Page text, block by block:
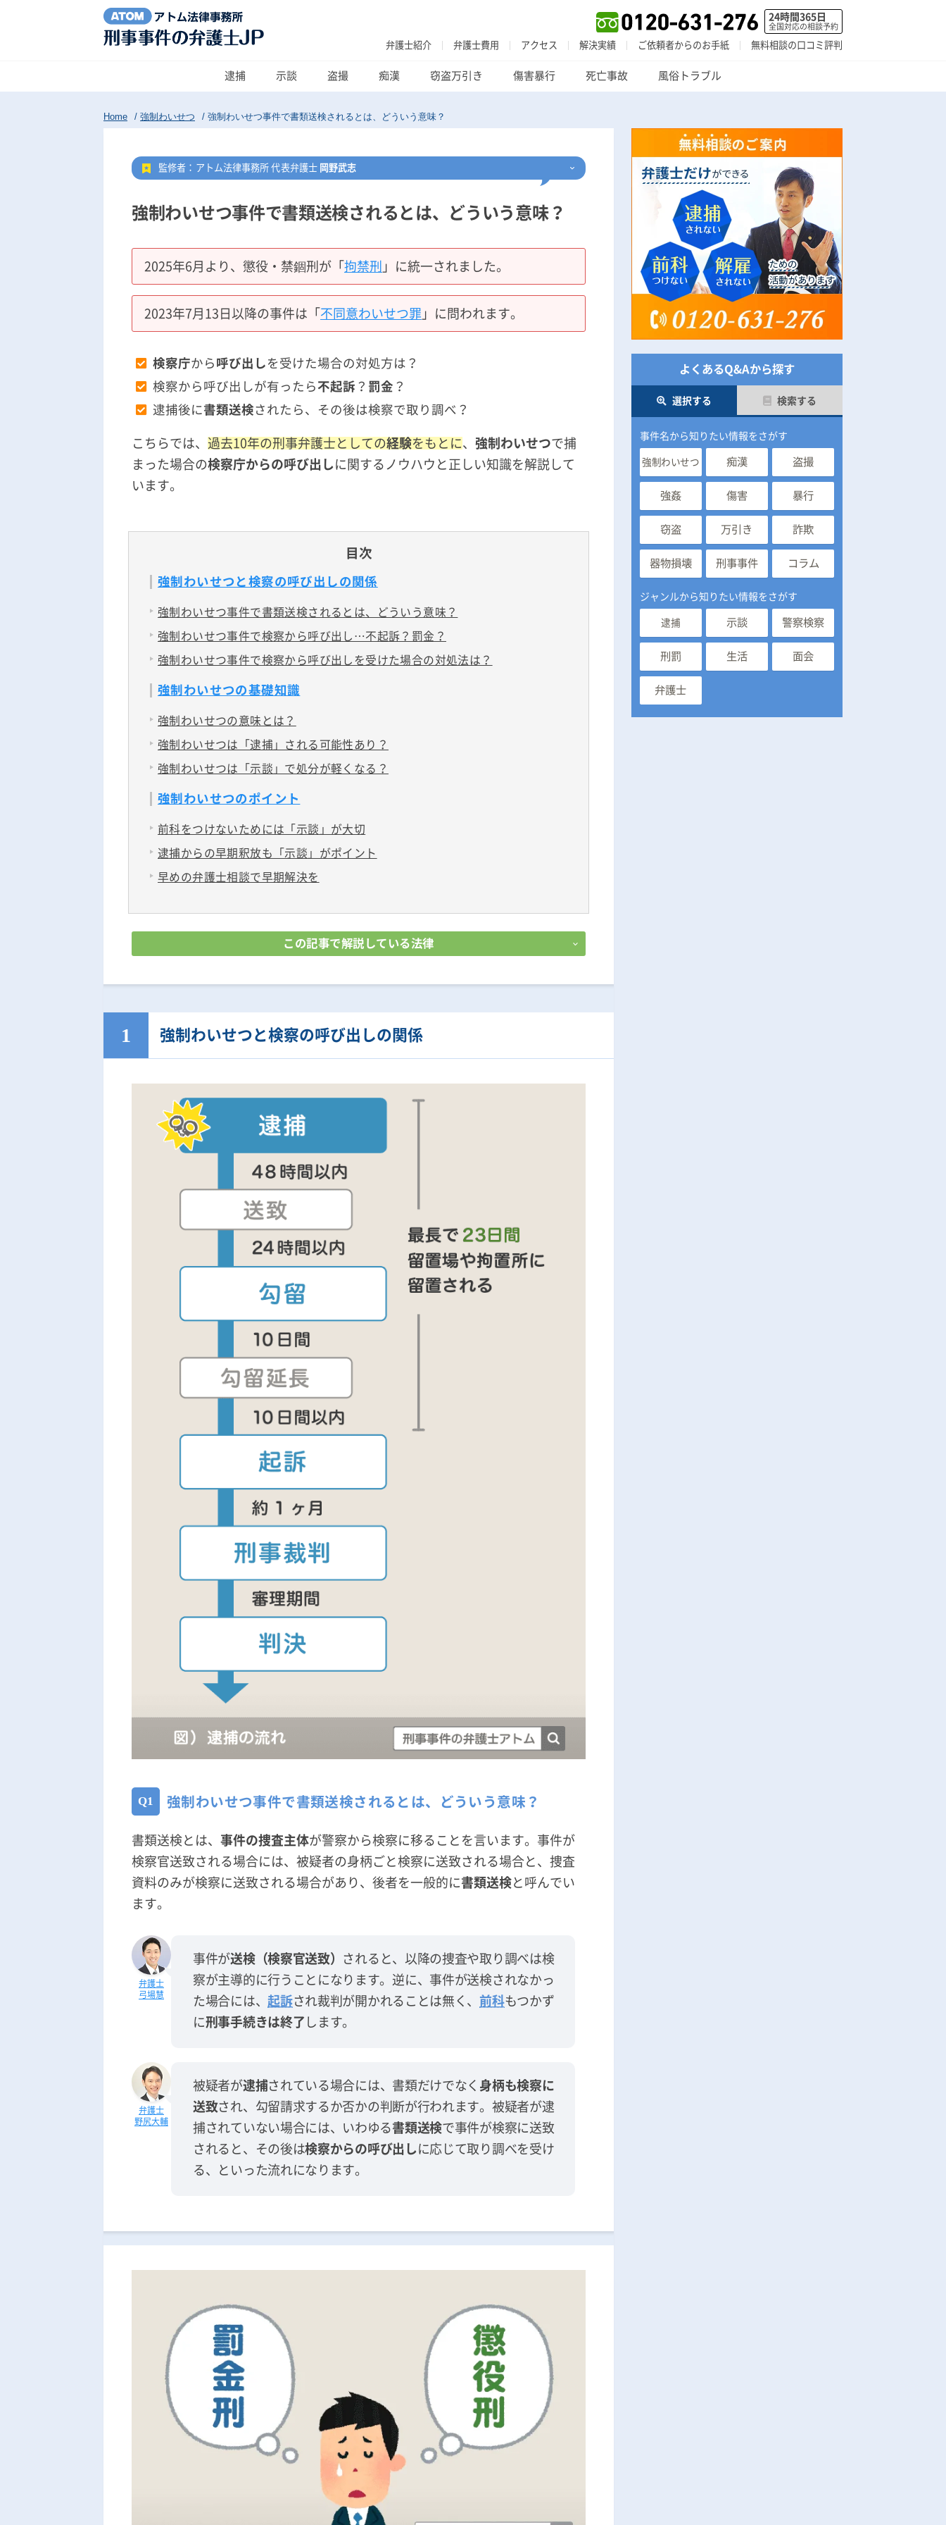
24時間365日
全国対応の相談予約
弁護士紹介 弁護士費用 アクセス 解決実績 ご依頼者からのお手紙 無料相談の口コミ評判
刑事事件でお困りの方
刑事事件の無料相談
家族が逮捕された方はこちら
アトムについて
弁護士費用
解決実績
逮捕 示談 盗撮 痴漢 窃盗万引き 傷害暴行 死亡事故 風俗トラブル
Home / 強制わいせつ / 強制わいせつ事件で書類送検されるとは、どういう意味？
監修者：アトム法律事務所 代表弁護士 岡野武志
強制わいせつ事件で書類送検されるとは、どういう意味？
2025年6月より、懲役・禁錮刑が「 拘禁刑 」に統一されました。
2023年7月13日以降の事件は「 不同意わいせつ罪 」に問われます。
検察庁から 呼び出し を受けた場合の対処方は？
検察から呼び出しが有ったら不起訴 ？ 罰金 ？
逮捕後に 書類送検されたら、その後は検察で取り調べ？
こちらでは、 過去10年の刑事弁護士としての経験をもとに、 強制わいせつで捕
まった場合の検察庁からの呼び出しに関するノウハウと正しい知識を解説して
います。
目次
強制わいせつと検察の呼び出しの関係
強制わいせつ事件で書類送検されるとは、どういう意味？
強制わいせつ事件で検察から呼び出し…不起訴？罰金？
強制わいせつ事件で検察から呼び出しを受けた場合の対処法は？
強制わいせつの基礎知識
強制わいせつの意味とは？
強制わいせつは「逮捕」される可能性あり？
強制わいせつは「示談」で処分が軽くなる？
強制わいせつのポイント
前科をつけないためには「示談」が大切
逮捕からの早期釈放も「示談」がポイント
早めの弁護士相談で早期解決を
この記事で解説している法律
強制わいせつと検察の呼び出しの関係
強制わいせつ事件で書類送検されるとは、どういう意味？
書類送検とは、 事件の捜査主体が警察から検察に移ることを言います。事件が
検察官送致される場合には、被疑者の身柄ごと検察に送致される場合と、捜査
資料のみが検察に送致される場合があり、後者を一般的に書類送検と呼んでい
ます。
弓場慧
事件が送検（検察官送致）
されると、以降の捜査や取り調べは検
察が主導的に行うことになります。逆に、事件が送検されなかっ
た場合には、起訴され裁判が開かれることは無く、前科もつかず
に刑事手続きは終了 します。
野尻大輔
被疑者が逮捕されている場合には、書類だけでなく 身柄も検察に
送致され、勾留請求するか否かの判断が行われます。被疑者が逮
捕されていない場合には、いわゆる書類送検で事件が検察に送致
されると、その後は検察からの呼び出しに応じて取り調べを受け
る、といった流れになります。
よくあるQ&Aから探す
選択する 検索する
事件名から知りたい情報をさがす
強制わいせつ 痴漢 盗撮
強姦 傷害 暴行
窃盗 万引き 詐欺
器物損壊 刑事事件 コラム
ジャンルから知りたい情報をさがす
逮捕 示談 警察検察
刑罰 生活 面会
弁護士